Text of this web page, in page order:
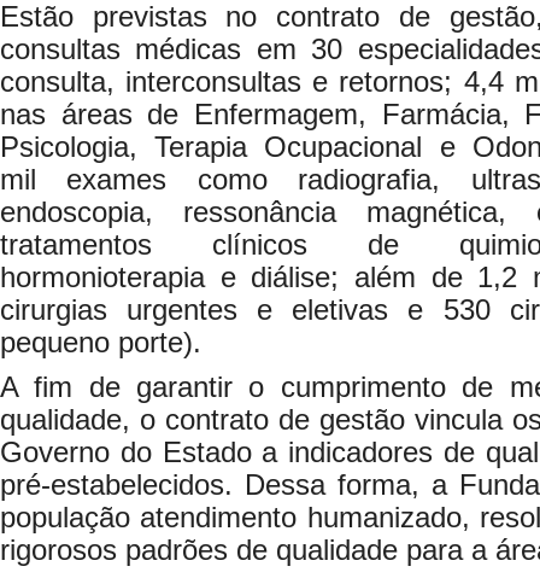
Estão previstas no contrato de
consultas médicas em 30
consulta, interconsultas e retornos; 4,4
nas áreas de Enfermagem, Farmácia,
Psicologia, Terapia Ocupacional e
mil exames como radiografia,
endoscopia, ressonância
tratamentos clínicos de
hormonioterapia e diálise; além de 1,2
cirurgias urgentes e eletivas e 530
pequeno porte).
A fim de garantir o cumprimento de
qualidade, o contrato de gestão vincula
Governo do Estado a indicadores de
pré-estabelecidos. Dessa forma, a
população atendimento humanizado,
rigorosos padrões de qualidade para a